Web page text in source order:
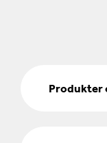
Produkter